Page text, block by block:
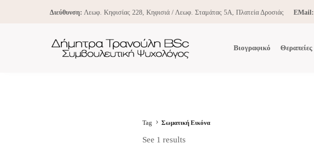
Διεύθυνση: Λεωφ. Κηφισίας 228, Κηφισιά / Λεωφ. Σταμάτας 5Α, Πλατεία Δροσιάς EMail:
Βιογραφικό Θεραπείες
Tag Σωματική Εικόνα
See 1 results